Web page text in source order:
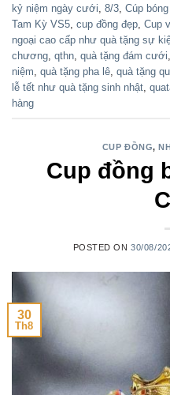
kỷ niệm ngày cưới, 8/3, Cúp
Tam Kỳ VS5, cup đồng đẹp, Cup
ngoại cao cấp như quà tặng sự
chương, qthn, quà tặng đám cưới,
niệm, quà tặng pha lê, quà tặng
lễ tết như quà tặng sinh nhật,
hàng
CUP ĐỒNG,
Cup đồng
POSTED ON30/08/
30
Th8